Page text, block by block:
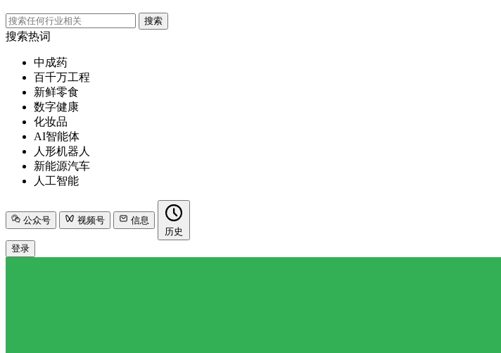
搜索
搜索热词
中成药
百千万工程
新鲜零食
数字健康
化妆品
AI智能体
人形机器人
新能源汽车
人工智能
公众号 视频号
信息
历史
登录